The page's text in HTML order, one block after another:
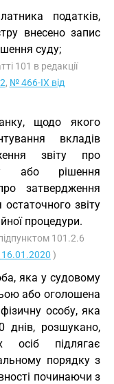
податків,
внесено запис
суду;
101 в редакції
, № 466-IX від
щодо якого
вкладів
звіту про
або рішення
затвердження
остаточного звіту
процедури.
101.2.6
)
яка у судовому
або оголошена
особу, яка
днів, розшукано,
осіб підлягає
порядку з
починаючи з